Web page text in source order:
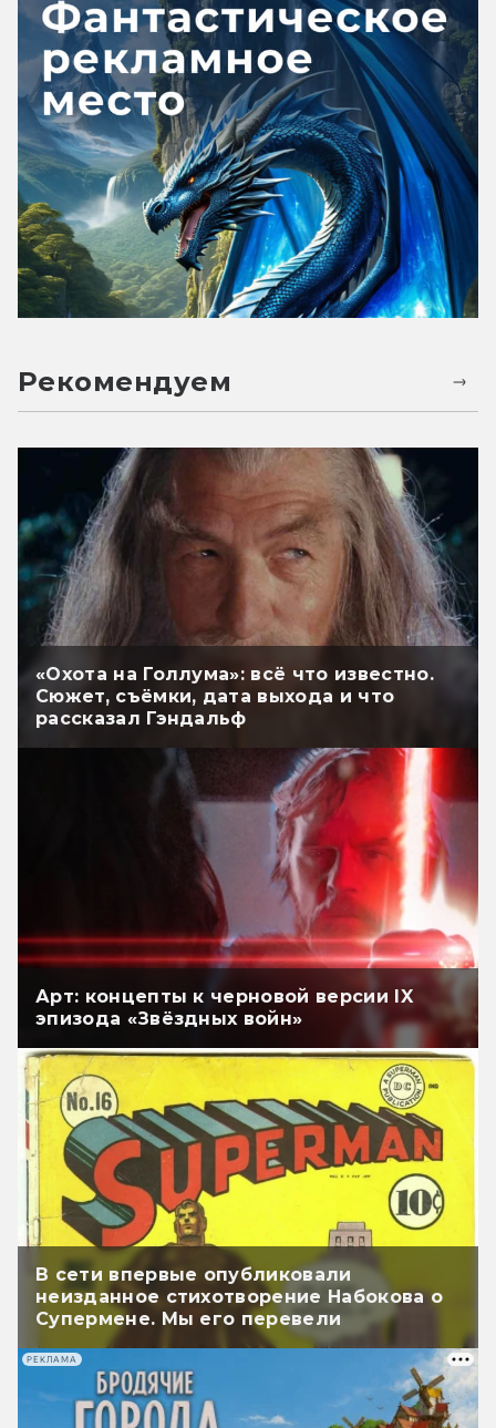
Рекомендуем
«Охота на Голлума»: всё что известно.
Сюжет, съёмки, дата выхода и что
рассказал Гэндальф
Арт: концепты к черновой версии IX
эпизода «Звёздных войн»
В сети впервые опубликовали
неизданное стихотворение Набокова о
Супермене. Мы его перевели
РЕКЛАМА